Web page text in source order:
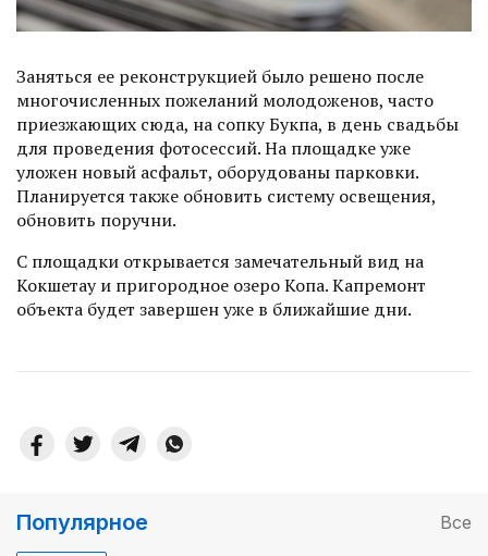
Заняться ее реконструкцией было решено после
многочисленных пожеланий молодоженов, часто
приезжающих сюда, на сопку Букпа, в день свадьбы
для проведения фотосессий. На площадке уже
уложен новый асфальт, оборудованы парковки.
Планируется также обновить систему освещения,
обновить поручни.
С площадки открывается замечательный вид на
Кокшетау и пригородное озеро Копа. Капремонт
объекта будет завершен уже в ближайшие дни.
Популярное Все